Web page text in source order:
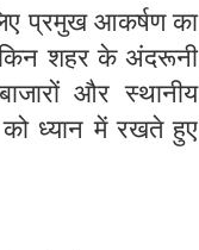
प्रमुख आकर्षण का
शहर के अंदरूनी
और स्थानीय
ध्यान में रखते हुए